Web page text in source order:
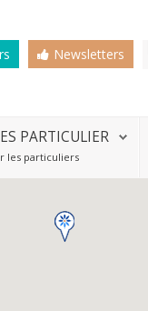
Newsletters
PARTICULIER
les particuliers